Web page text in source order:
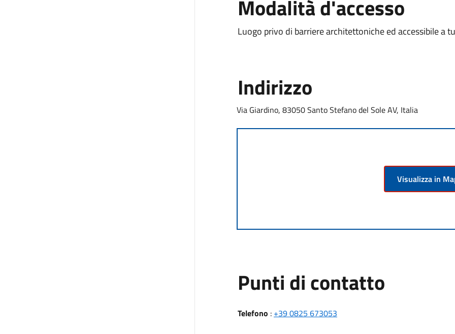
Modalità d'accesso
Luogo privo di barriere architettoniche ed accessibile a
Indirizzo
Via Giardino, 83050 Santo Stefano del Sole AV, Italia
Visualizza in
Punti di contatto
Telefono : +39 0825 673053